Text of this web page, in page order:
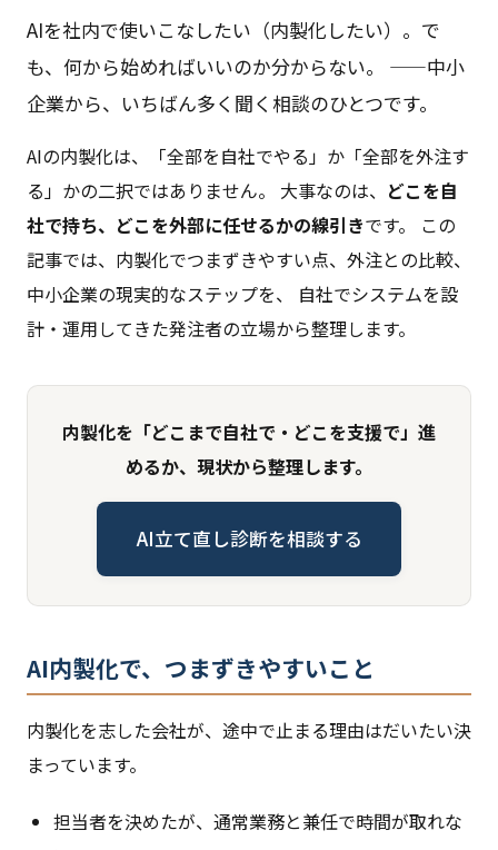
AIを社内で使いこなしたい（内製化したい）。で
も、何から始めればいいのか分からない。 ——中小
企業から、いちばん多く聞く相談のひとつです。
AIの内製化は、「全部を自社でやる」か「全部を外注す
る」かの二択ではありません。 大事なのは、 どこを自
社で持ち、どこを外部に任せるかの線引きです。 この
記事では、内製化でつまずきやすい点、外注との比較、
中小企業の現実的なステップを、 自社でシステムを設
計・運用してきた発注者の立場から整理します。
内製化を「どこまで自社で・どこを支援で」進
めるか、現状から整理します。
AI立て直し診断を相談する
AI内製化で、つまずきやすいこと
内製化を志した会社が、途中で止まる理由はだいたい決
まっています。
担当者を決めたが、通常業務と兼任で時間が取れな